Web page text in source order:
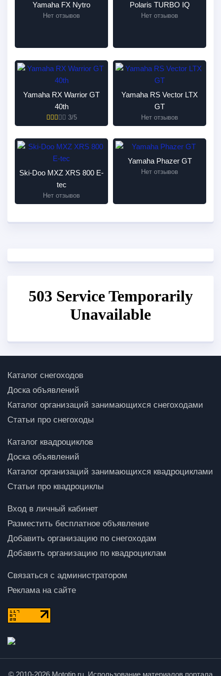
Yamaha FX Nytro
Нет отзывов
Polaris TURBO IQ
Нет отзывов
Yamaha RX Warrior GT
40th
3/5
Yamaha RS Vector LTX
GT
Нет отзывов
Ski-Doo MXZ XRS 800 E-
tec
Нет отзывов
Yamaha Phazer GT
Нет отзывов
Каталог снегоходов
Доска объявлений
Каталог организаций занимающихся снегоходами
Статьи про снегоходы
Каталог квадроциклов
Доска объявлений
Каталог организаций занимающихся квадроциклами
Статьи про квадроциклы
Вход в личный кабинет
Разместить бесплатное объявление
Добавить организацию по снегоходам
Добавить организацию по квадроциклам
Связаться с администратором
Реклама на сайте
© 2010-2026 Mototip.ru. Использование материалов портала